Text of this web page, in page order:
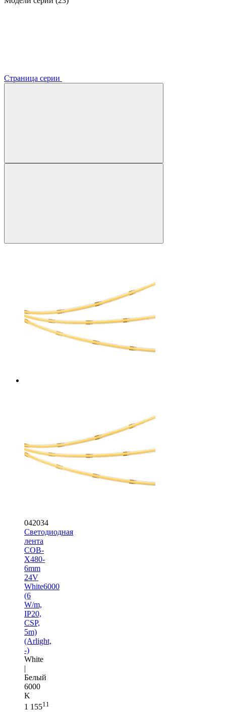
Страница серии
042034
Светодиодная
лента
COB-
X480-
6mm
24V
White6000
(6
W/m,
IP20,
CSP,
5m)
(Arlight,
-)
White
|
Белый
6000
K
1 15511